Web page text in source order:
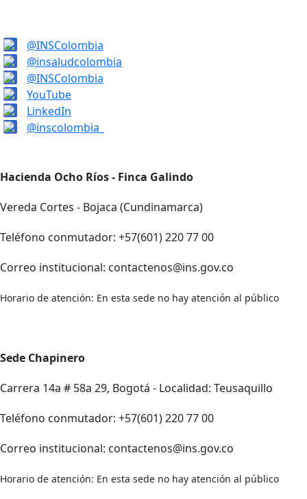
@INSColombia
@insaludcolombia
@INSColombia
YouTube
LinkedIn
@inscolombia_
Hacienda Ocho Ríos - Finca Galindo
Vereda Cortes - Bojaca (Cundinamarca)
Teléfono conmutador: +57(601) 220 77 00
Correo institucional: contactenos@ins.gov.co
Horario de atención: En esta sede no hay atención al público
Sede Chapinero
Carrera 14a # 58a 29, Bogotá - Localidad: Teusaquillo
Teléfono conmutador: +57(601) 220 77 00
Correo institucional: contactenos@ins.gov.co
Horario de atención: En esta sede no hay atención al público